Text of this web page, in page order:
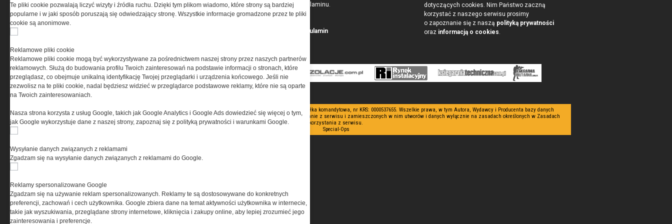
w postaci Regulaminu.
Przeczytaj regulamin
dotyczących cookies. Nim Państwo zaczną
korzystać z naszego serwisu prosimy
o zapoznanie się z naszą polityką prywatności
oraz informacją o cookies
Copyright © 2004-2019 Grupa MEDIUM Spółka z ograniczoną odpowiedzialnością Spółka komandytowa, nr KRS: 0000537655. Wszelkie prawa, w tym Autora, Wydawcy i Producenta bazy danych
zastrzeżone. Jakiekolwiek dalsze rozpowszechnianie artykułów zabronione. Korzystanie z serwisu i zamieszczonych w nim utworów i danych wyłącznie na zasadach określonych w Zasadach
korzystania z serwisu.
Special-Ops
Te pliki cookie pozwalają liczyć wizyty i źródła ruchu. Dzięki tym plikom wiadomo, które strony są bardziej
popularne i w jaki sposób poruszają się odwiedzający stronę. Wszystkie informacje gromadzone przez te pliki
cookie są anonimowe.
Reklamowe pliki cookie
Reklamowe pliki cookie mogą być wykorzystywane za pośrednictwem naszej strony przez naszych partnerów
reklamowych. Służą do budowania profilu Twoich zainteresowań na podstawie informacji o stronach, które
przeglądasz, co obejmuje unikalną identyfikację Twojej przeglądarki i urządzenia końcowego. Jeśli nie
zezwolisz na te pliki cookie, nadal będziesz widzieć w przeglądarce podstawowe reklamy, które nie są oparte
na Twoich zainteresowaniach.
Nasza strona korzysta z usług Google, takich jak Google Analytics i Google Ads dowiedzieć się więcej o tym,
jak Google wykorzystuje dane z naszej strony, zapoznaj się z polityką prywatności i warunkami Google.
Wysyłanie danych związanych z reklamami
Zgadzam się na wysyłanie danych związanych z reklamami do Google.
Reklamy spersonalizowane Google
Zgadzam się na używanie reklam spersonalizowanych. Reklamy te są dostosowywane do konkretnych
preferencji, zachowań i cech użytkownika. Google zbiera dane na temat aktywności użytkownika w internecie,
takie jak wyszukiwania, przeglądane strony internetowe, kliknięcia i zakupy online, aby lepiej zrozumieć jego
zainteresowania i preferencje.